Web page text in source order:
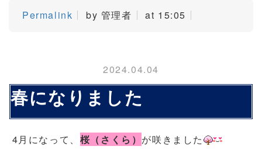
Permalink by 管理者 at 15:05
2024.04.04
春になりました
4月になって、 桜（さくら） が咲きました